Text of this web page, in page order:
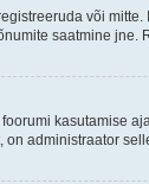
või
saatmine jne.
kasutamise
on administraator